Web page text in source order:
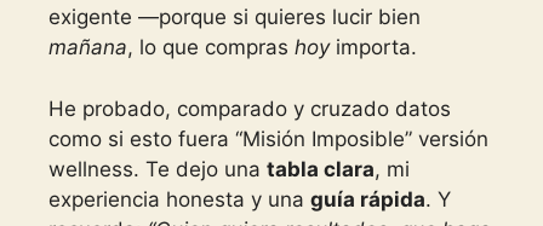
exigente —porque si quieres lucir bien
mañana, lo que compras hoyimporta.
He probado, comparado y cruzado datos
como si esto fuera “Misión Imposible” versión
wellness. Te dejo una tabla clara, mi
experiencia honesta y una guía rápida. Y